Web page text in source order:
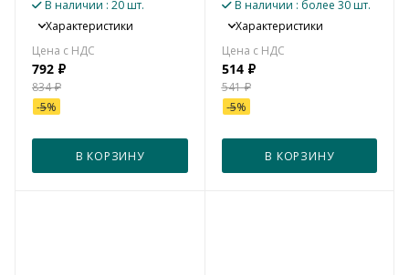
В наличии : 20 шт.
Характеристики
792 ₽
834₽
-5%
В КОРЗИНУ
В наличии : более 30 шт.
Характеристики
514₽
541₽
-5%
В КОРЗИНУ